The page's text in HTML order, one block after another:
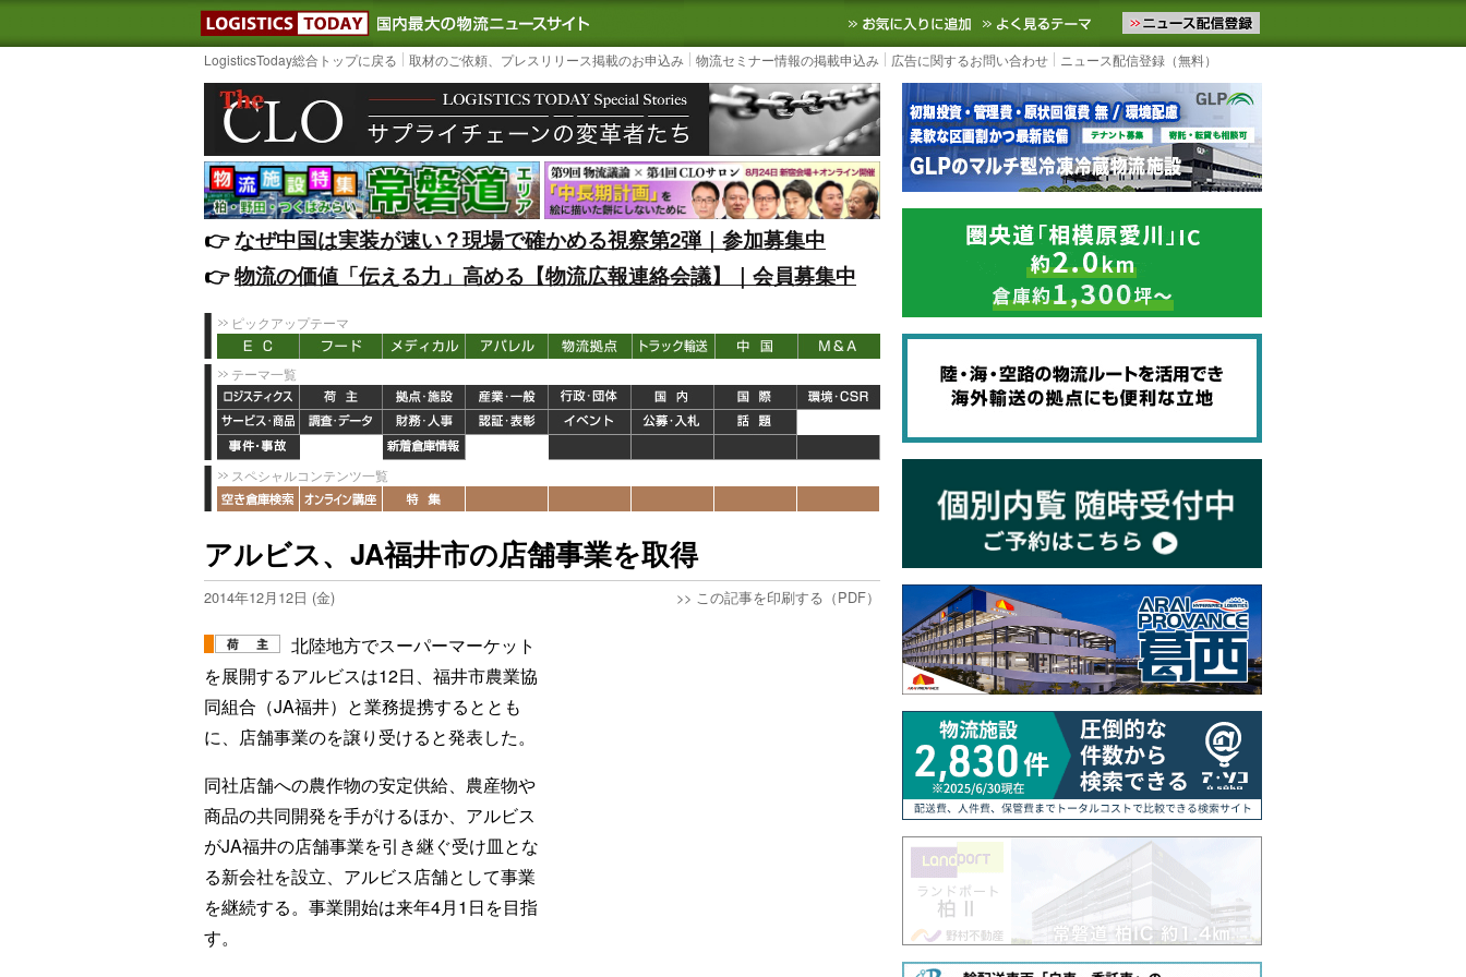
LOGISTICS TODAY｜国内最大の物流ニュースサイト3PL, SCMなど国内外の最新の物流ニュースをお届けします。物流ニュースメール配信を登録す
お気に入りに追加 よく見るテーマ
LogisticsToday総合トップに戻る 取材のご依頼、プレスリリース掲載のお申込み 物流セミナー情報の掲載申込み 広告に関するお問い合わせ ニュース配信登録（無料）
👉️なぜ中国は実装が速い？現場で確かめる視察第2弾｜参加募集中
👉️物流の価値「伝える力」高める【物流広報連絡会議】｜会員募集中
ピックアップテーマ
テーマ一覧
スペシャルコンテンツ一覧
アルビス、JA福井市の店舗事業を取得
2014年12月12日 (金) >> この記事を印刷する（PDF）
北陸地方でスーパーマーケット
を展開するアルビスは12日、福井市農業協
同組合（JA福井）と業務提携するととも
に、店舗事業のを譲り受けると発表した。
同社店舗への農作物の安定供給、農産物や
商品の共同開発を手がけるほか、アルビス
がJA福井の店舗事業を引き継ぐ受け皿とな
る新会社を設立、アルビス店舗として事業
を継続する。事業開始は来年4月1日を目指
す。